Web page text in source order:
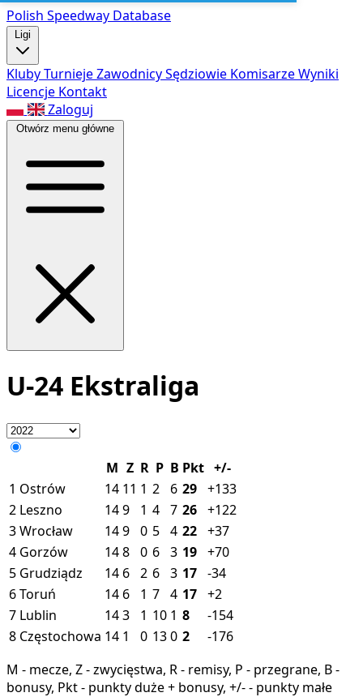
Polish Speedway Database
Ligi
KlubyTurniejeZawodnicySędziowie KomisarzeWyniki
Licencje Kontakt
Zaloguj
Otwórz menu główne
U-24 Ekstraliga
M Z R P B Pkt +/-
1 Ostrów 14 11 1 2 6 29 +133
2 Leszno 149 1 4 7 26 +122
3Wrocław 149 0 5 4 22 +37
4 Gorzów 148 0 6 3 19 +70
5 Grudziądz 14 6 2 6 3 17 -34
6Toruń 14 6 1 7 4 17 +2
7 Lublin 143 1 10 1 8
-154
8 Częstochowa 14 1 0 130 2
-176
M - mecze, Z - zwycięstwa, R - remisy, P - przegrane, B -
bonusy, Pkt - punkty duże + bonusy, +/- - punkty małe